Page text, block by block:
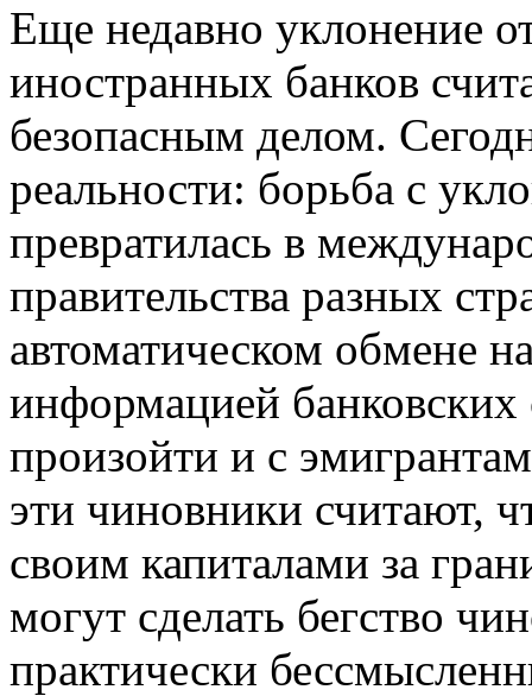
Еще недавно уклонение
иностранных банков
безопасным делом.
реальности: борьба с
превратилась в
правительства разных
автоматическом обмене
информацией
произойти и с
эти чиновники считают,
своим капиталами за
могут сделать бегство
практически